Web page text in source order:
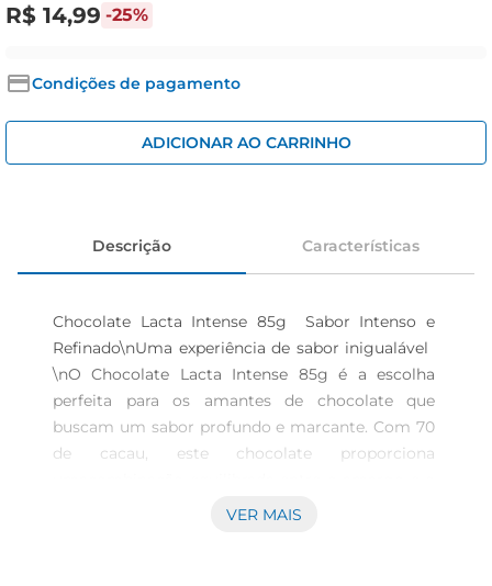
R$ 14,99 -25%
Condições de pagamento
ADICIONAR AO CARRINHO
Descrição Características
Chocolate Lacta Intense 85g  Sabor Intenso e
Refinado\nUma experiência de sabor inigualável
\nO Chocolate Lacta Intense 85g é a escolha
perfeita para os amantes de chocolate que
buscam um sabor profundo e marcante. Com 70
de cacau, este chocolate proporciona
doce, resultando em uma experiência gustativa
VER MAIS
biscoito
iogurte
papel higiênico